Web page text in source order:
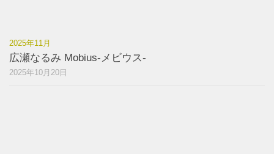
2025年11月
広瀬なるみ Mobius-メビウス-
2025年10月20日